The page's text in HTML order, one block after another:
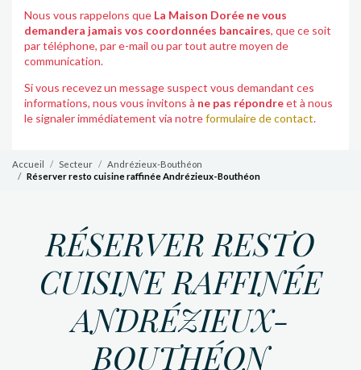
Nous vous rappelons que La Maison Dorée ne vous
demandera jamais vos coordonnées bancaires, que ce soit
par téléphone, par e-mail ou par tout autre moyen de
communication.
Si vous recevez un message suspect vous demandant ces
informations, nous vous invitons à ne pas répondreet à nous
le signaler immédiatement via notreformulaire de contact.
Accueil Secteur
Andrézieux-Bouthéon
Réserver resto cuisine raffinée Andrézieux-Bouthéon
RÉSERVER RESTO
CUISINE RAFFINÉE
ANDRÉZIEUX-
BOUTHÉON